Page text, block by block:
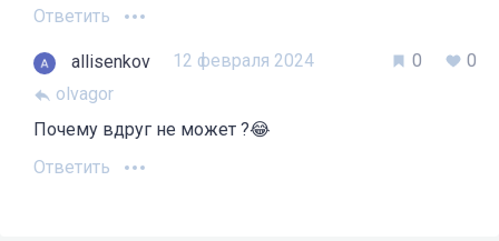
Ответить
allisenkov
12 февраля 2024
olvagor
0 0
Почему вдруг не может ?😂
Ответить